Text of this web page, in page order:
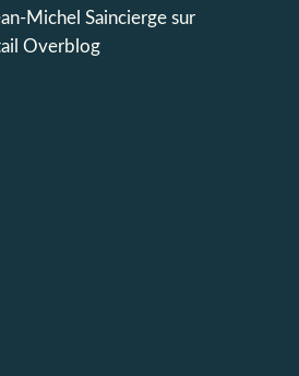
Michel Sainciergesur
Overblog